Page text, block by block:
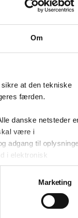
Om
at den tekniske
færden.
danske netsteder
være i
adgang til
i elektronisk
vores website så du
Marketing
privat
hos
Her
husk
overfor
ved